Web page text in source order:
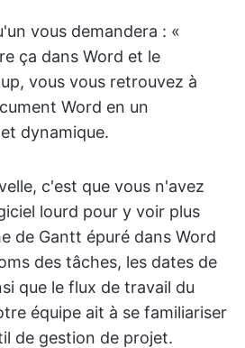
vous demandera : «
ça dans Word et le
vous vous retrouvez à
Word en un
dynamique.
c'est que vous n'avez
lourd pour y voir plus
de Gantt épuré dans Word
des tâches, les dates de
que le flux de travail du
équipe ait à se familiariser
de gestion de projet.